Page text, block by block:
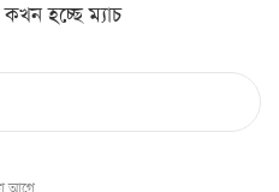
হচ্ছে ম্যাচ
আগে